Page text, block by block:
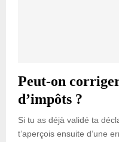
Peut-on
d’impôts ?
Si tu as déjà validé ta
t’aperçois ensuite d’une